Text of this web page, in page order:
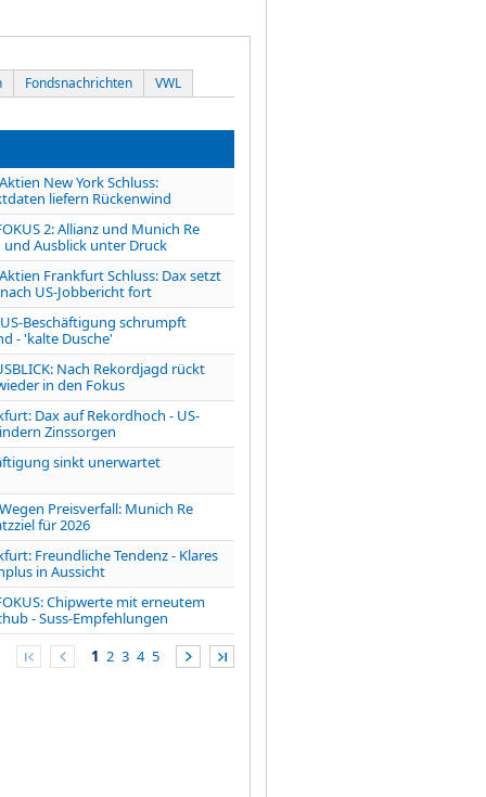
Fondsnachrichten VWL
New York Schluss:
liefern Rückenwind
2: Allianz und Munich Re
und Ausblick unter Druck
Frankfurt Schluss: Dax setzt
US-Jobbericht fort
Beschäftigung schrumpft
- 'kalte Dusche'
Nach Rekordjagd rückt
in den Fokus
Dax auf Rekordhoch - US-
Zinssorgen
sinkt unerwartet
Preisverfall: Munich Re
für 2026
Freundliche Tendenz - Klares
in Aussicht
Chipwerte mit erneutem
- Suss-Empfehlungen
1 2 3 4 5